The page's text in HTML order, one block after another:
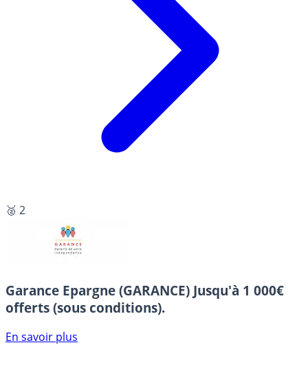
🥈 2
Garance Epargne (GARANCE) Jusqu'à 1 000€
offerts (sous conditions).
En savoir plus